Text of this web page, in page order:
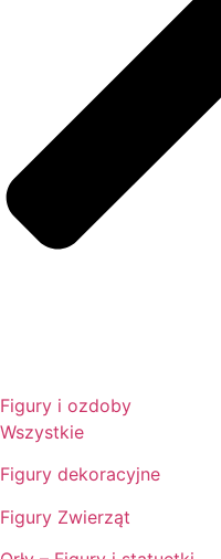
Figury i ozdoby
Wszystkie
Figury dekoracyjne
Figury Zwierząt